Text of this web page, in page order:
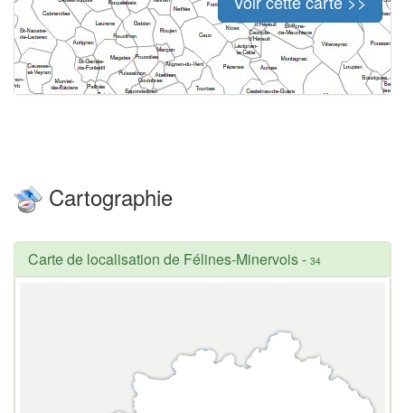
Cartographie
Carte de localisation de Félines-Minervois- 34